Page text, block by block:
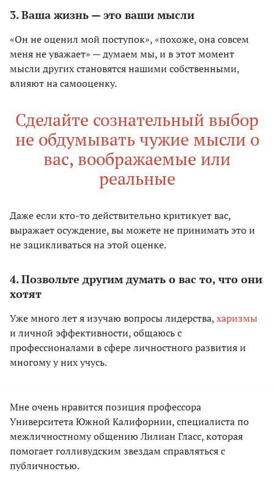
3. Ваша жизнь — это ваши мысли
«Он не оценил мой поступок», «похоже, она совсем
меня не уважает» — думаем мы, и в этот момент
мысли других становятся нашими собственными,
влияют на самооценку.
Сделайте сознательный выбор
не обдумывать чужие мысли о
вас, воображаемые или
реальные
Даже если кто-то действительно критикует вас,
выражает осуждение, вы можете не принимать это и
не зацикливаться на этой оценке.
4. Позвольте другим думать о вас то, что они
хотят
Уже много лет я изучаю вопросы лидерства,харизмы
и личной эффективности, общаюсь с
профессионалами в сфере личностного развития и
многому у них учусь.
Мне очень нравится позиция профессора
Университета Южной Калифорнии, специалиста по
межличностному общению Лилиан Гласс, которая
помогает голливудским звездам справляться с
публичностью.